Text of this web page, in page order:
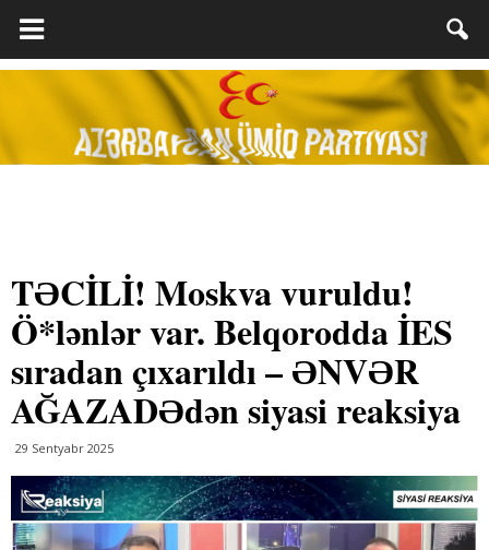
TƏCİLİ! Moskva vuruldu!
Ö*lənlər var. Belqorodda İES
sıradan çıxarıldı – ƏNVƏR
AĞAZADƏdən siyasi reaksiya
29 Sentyabr 2025